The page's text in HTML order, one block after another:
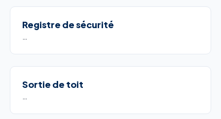
Registre de sécurité
Sortie de toit